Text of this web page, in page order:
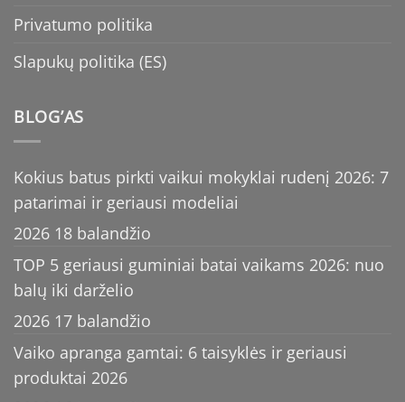
Privatumo politika
Slapukų politika (ES)
BLOG’AS
Kokius batus pirkti vaikui mokyklai rudenį 2026: 7
patarimai ir geriausi modeliai
2026 18 balandžio
TOP 5 geriausi guminiai batai vaikams 2026: nuo
balų iki darželio
2026 17 balandžio
Vaiko apranga gamtai: 6 taisyklės ir geriausi
produktai 2026